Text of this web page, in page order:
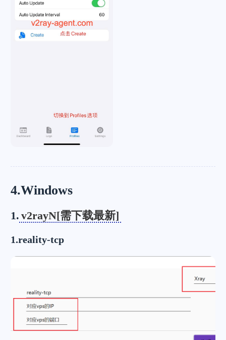
4.Windows
1. v2rayN[需下载最新]
1.reality-tcp